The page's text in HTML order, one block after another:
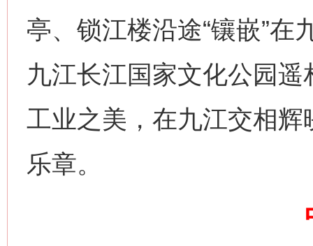
亭、锁江楼沿途“镶嵌”在
九江长江国家文化公园
工业之美，在九江交相
乐章。
魏明亮